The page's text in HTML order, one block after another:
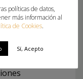
cuerpo técnico
apenas
para disputar
siempre” el
políticas de datos,
más información al
de Cookies.
Sí, Acepto